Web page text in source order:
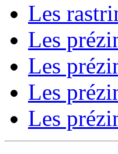
Les
Les
Les
Les
Les